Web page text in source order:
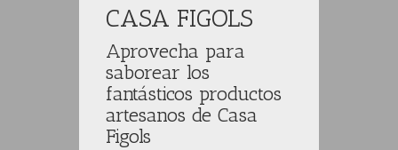
CASA FIGOLS
Aprovecha para
saborear los
fantásticos productos
artesanos de Casa
Figols